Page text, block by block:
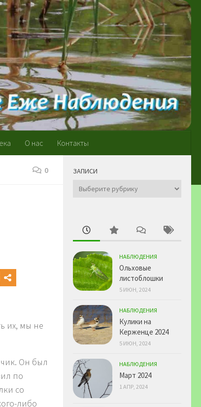
О нас Контакты
0
их, мы не
Он был
по
со
либо
ЗАПИСИ
Записи
НАБЛЮДЕНИЯ
Ольховые
листоблошки
5 ИЮН, 2024
НАБЛЮДЕНИЯ
Кулики на
Керженце 2024
5 ИЮН, 2024
НАБЛЮДЕНИЯ
Март 2024
1 АПР, 2024